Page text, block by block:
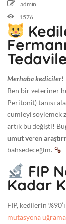
2
0
2
5
-
7
-
3
1
T
1
0
2
8
4
1
admin
1576
Merhaba kediciler!
Ben bir veteriner
Peritonit) tanısı
cümleyi söylemek
artık bu değişti!
umut veren
bahsedeceğim.
FIP
Kadar
FIP, kedilerin
mutasyona